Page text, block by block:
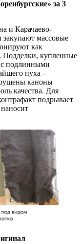
за 3
и Карачаево-
массовые
как
Подделки, купленные
с подлинными
пуха –
каноны
качества. Для
подрывает